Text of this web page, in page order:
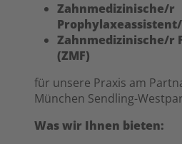
Zahnmedizinische/r
Zahnmedizinische/r
(ZMF)
für unsere Praxis am
München Sendling-
Was wir Ihnen bieten: